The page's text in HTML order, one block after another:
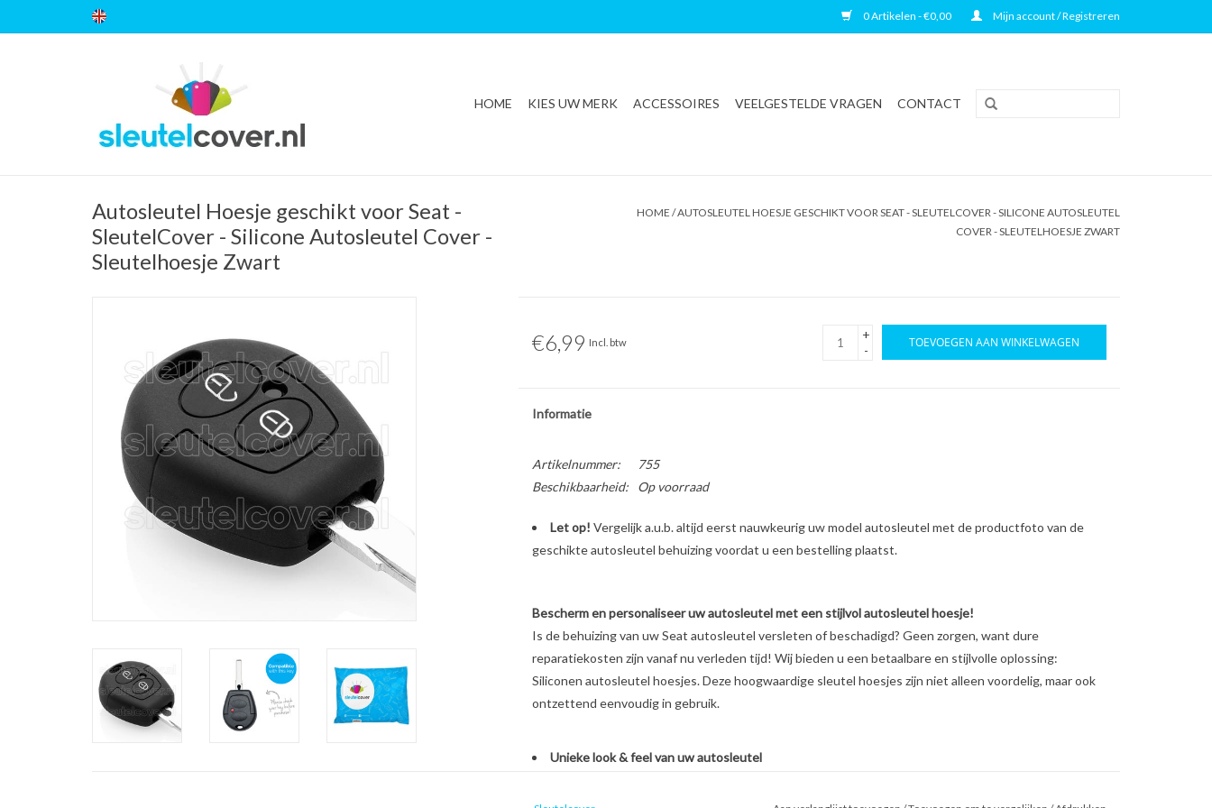
0 Artikelen - €0,00 Mijn account / Registreren
HOME KIES UW MERK ACCESSOIRES VEELGESTELDE VRAGEN CONTACT
Autosleutel Hoesje geschikt voor Seat -
SleutelCover - Silicone Autosleutel Cover -
Sleutelhoesje Zwart
HOME /AUTOSLEUTEL HOESJE GESCHIKT VOOR SEAT - SLEUTELCOVER - SILICONE AUTOSLEUTEL
COVER - SLEUTELHOESJE ZWART
€6,99 Incl. btw
+
-
TOEVOEGEN AAN WINKELWAGEN
Informatie
Artikelnummer:
755
Beschikbaarheid:
Op voorraad
Let op! Vergelijk a.u.b. altijd eerst nauwkeurig uw model autosleutel met de productfoto van de
geschikte autosleutel behuizing voordat u een bestelling plaatst.
Bescherm en personaliseer uw autosleutel met een stijlvol autosleutel hoesje!
Is de behuizing van uw Seat autosleutel versleten of beschadigd? Geen zorgen, want dure
reparatiekosten zijn vanaf nu verleden tijd! Wij bieden u een betaalbare en stijlvolle oplossing:
Siliconen autosleutel hoesjes. Deze hoogwaardige sleutel hoesjes zijn niet alleen voordelig, maar ook
ontzettend eenvoudig in gebruik.
Unieke look & feel van uw autosleutel
Beschermt bij vallen en stoten